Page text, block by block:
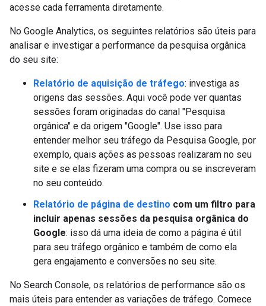
acesse cada ferramenta diretamente.
No Google Analytics, os seguintes relatórios são úteis para
analisar e investigar a performance da pesquisa orgânica
do seu site:
Relatório de aquisição de tráfego: investiga as
origens das sessões. Aqui você pode ver quantas
sessões foram originadas do canal "Pesquisa
orgânica" e da origem "Google". Use isso para
entender melhor seu tráfego da Pesquisa Google, por
exemplo, quais ações as pessoas realizaram no seu
site e se elas fizeram uma compra ou se inscreveram
no seu conteúdo.
Relatório de página de destino com um filtro para
incluir apenas sessões da pesquisa orgânica do
Google: isso dá uma ideia de como a página é útil
para seu tráfego orgânico e também de como ela
gera engajamento e conversões no seu site.
No Search Console, os relatórios de performance são os
mais úteis para entender as variações de tráfego. Comece